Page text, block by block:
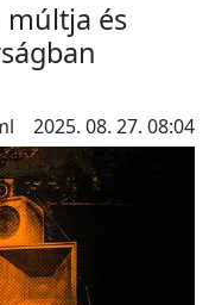
és
2025. 08. 27. 08:04